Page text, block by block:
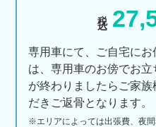
専用車にて、ご自宅に
は、専用車のお傍でお
が終わりましたらご家
だきご返骨となります。
※エリアによっては出張費、夜